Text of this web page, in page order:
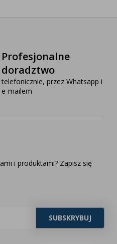
Profesjonalne
doradztwo
telefonicznie, przez Whatsapp i
e-mailem
i produktami? Zapisz się